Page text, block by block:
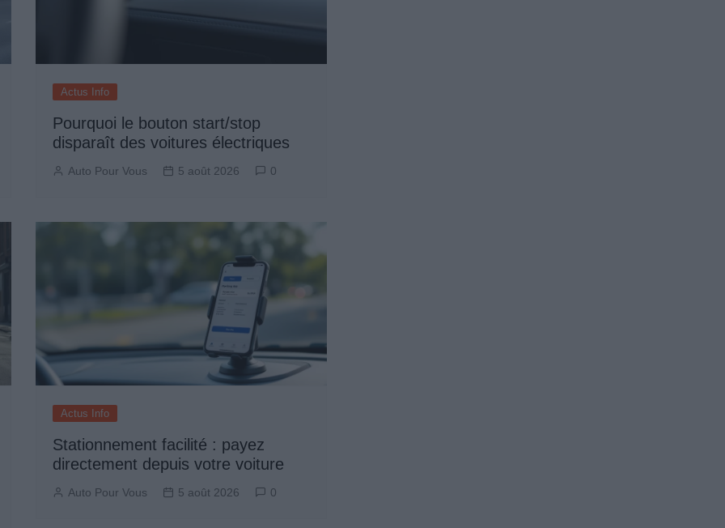
Actus Info
Pourquoi le bouton start/stop
disparaît des voitures électriques
Auto Pour Vous 5 août 2026 0
Actus Info
Stationnement facilité : payez
directement depuis votre voiture
Auto Pour Vous 5 août 2026 0